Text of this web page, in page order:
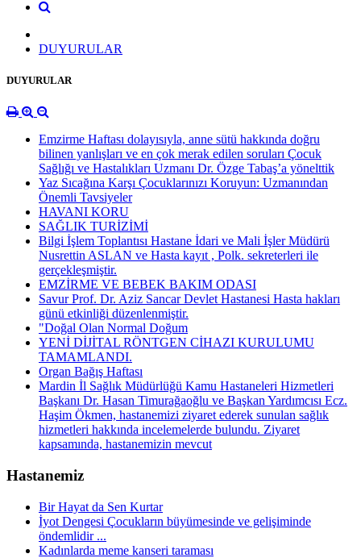
DUYURULAR
DUYURULAR
Emzirme Haftası dolayısıyla, anne sütü hakkında doğru
bilinen yanlışları ve en çok merak edilen soruları Çocuk
Sağlığı ve Hastalıkları Uzmanı Dr. Özge Tabaş’a yönelttik
Yaz Sıcağına Karşı Çocuklarınızı Koruyun: Uzmanından
Önemli Tavsiyeler
HAVANI KORU
SAĞLIK TURİZİMİ
Bilgi İşlem Toplantısı Hastane İdari ve Mali İşler Müdürü
Nusrettin ASLAN ve Hasta kayıt , Polk. sekreterleri ile
gerçekleşmiştir.
EMZİRME VE BEBEK BAKIM ODASI
Savur Prof. Dr. Aziz Sancar Devlet Hastanesi Hasta hakları
günü etkinliği düzenlenmiştir.
"Doğal Olan Normal Doğum
YENİ DİJİTAL RÖNTGEN CİHAZI KURULUMU
TAMAMLANDI.
Organ Bağış Haftası
Mardin İl Sağlık Müdürlüğü Kamu Hastaneleri Hizmetleri
Başkanı Dr. Hasan Timurağaoğlu ve Başkan Yardımcısı Ecz.
Haşim Ökmen, hastanemizi ziyaret ederek sunulan sağlık
hizmetleri hakkında incelemelerde bulundu. Ziyaret
kapsamında, hastanemizin mevcut
Hastanemiz
Bir Hayat da Sen Kurtar
İyot Dengesi Çocukların büyümesinde ve gelişiminde
öndemlidir ...
Kadınlarda meme kanseri taraması